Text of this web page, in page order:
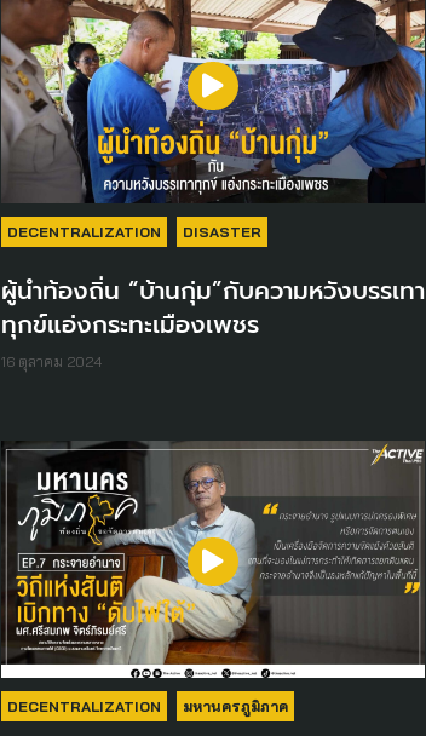
DECENTRALIZATION DISASTER
ผู้นำท้องถิ่น “บ้านกุ่ม”กับความหวังบรรเทา
ทุกข์แอ่งกระทะเมืองเพชร
16 ตุลาคม 2024
DECENTRALIZATION มหานครภูมิภาค